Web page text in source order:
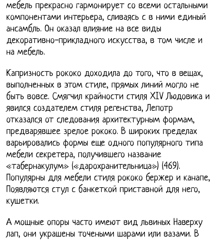
мебель прекрасно гармонирует со всеми остальными
компонентами интерьера, сливаясь с в ними единый
ансамбль. Он оказал влияние на все виды
декоративно-прикладного искусства, в том числе и
на мебель.
Капризность рококо доходила до того, что в вещах,
выполненных в этом стиле, прямых линий могло не
быть вовсе. Смягчил крайности стиля XIV Людовика и
явился создателем стиля регенства, Лепотр
отказался от следования архитектурным формам,
предварявшее зрелое рококо. В широких пределах
варьировались формы еще одного популярного типа
мебели секретера, получившего название
«табернакулум» («дарохранительница») (469).
Популярны для мебели стиля рококо бержер и канапе,
Появляются стул с банкеткой приставной для него,
кушетки.
А мощные опоры часто имеют вид львиных Наверху
лап, они украшены точеными шарами или вазами. В